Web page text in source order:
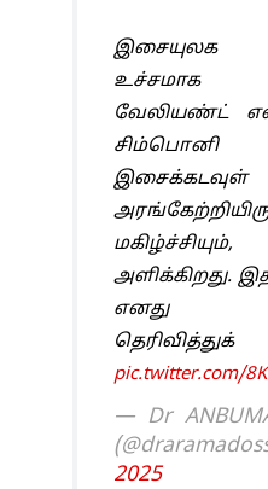
இசையுலக
வேலியண்ட்
அளிக்கிறது.
எனது
pic.twitter.com/
— Dr
2025